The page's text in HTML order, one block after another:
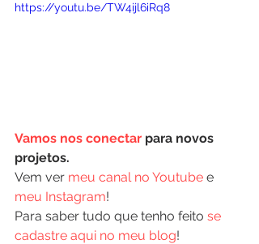
https://youtu.be/TW4ijl6iRq8
Vamos nos conectar para novos
projetos.
Vem ver meu canal no Youtube e
meu Instagram!
Para saber tudo que tenho feito se
cadastre aqui no meu blog!